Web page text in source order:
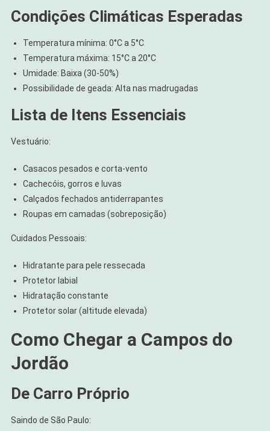
Condições Climáticas Esperadas
Temperatura mínima: 0°C a 5°C
Temperatura máxima: 15°C a 20°C
Umidade: Baixa (30-50%)
Possibilidade de geada: Alta nas madrugadas
Lista de Itens Essenciais
Vestuário:
Casacos pesados e corta-vento
Cachecóis, gorros e luvas
Calçados fechados antiderrapantes
Roupas em camadas (sobreposição)
Cuidados Pessoais:
Hidratante para pele ressecada
Protetor labial
Hidratação constante
Protetor solar (altitude elevada)
Como Chegar a Campos do
Jordão
De Carro Próprio
Saindo de São Paulo: